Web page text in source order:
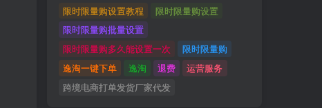
限时限量购设置教程
限时限量购设置
限时限量购批量设置
限时限量购多久能设置一次
限时限量购
逸淘一键下单
逸淘 退费
运营服务
跨境电商打单发货厂家代发